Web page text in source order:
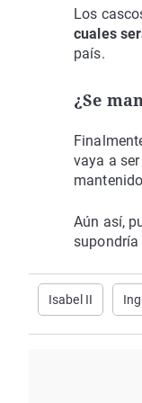
Los
cuales
país.
¿Se
vaya a
Aún así,
Isabel II